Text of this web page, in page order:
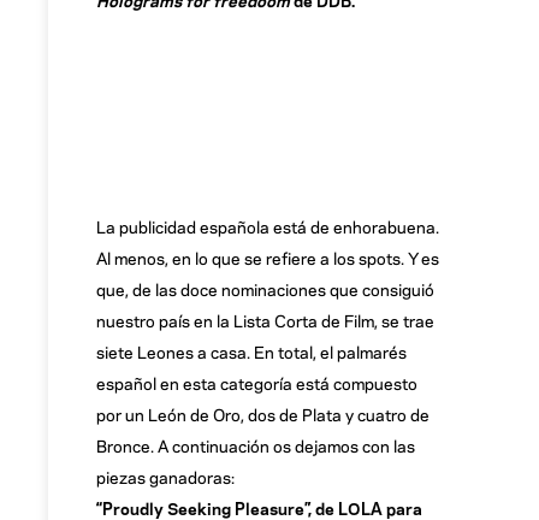
La publicidad española está de enhorabuena.
Al menos, en lo que se refiere a los spots. Y es
que, de las doce nominaciones que consiguió
nuestro país en la Lista Corta de Film, se trae
siete Leones a casa. En total, el palmarés
español en esta categoría está compuesto
por un León de Oro, dos de Plata y cuatro de
Bronce. A continuación os dejamos con las
piezas ganadoras:
“Proudly Seeking Pleasure”, de LOLA para